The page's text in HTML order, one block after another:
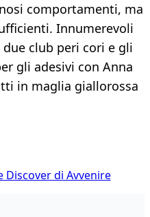
comportamenti, ma
Innumerevoli
club peri cori e gli
gli adesivi con Anna
in maglia giallorossa
Discover di Avvenire